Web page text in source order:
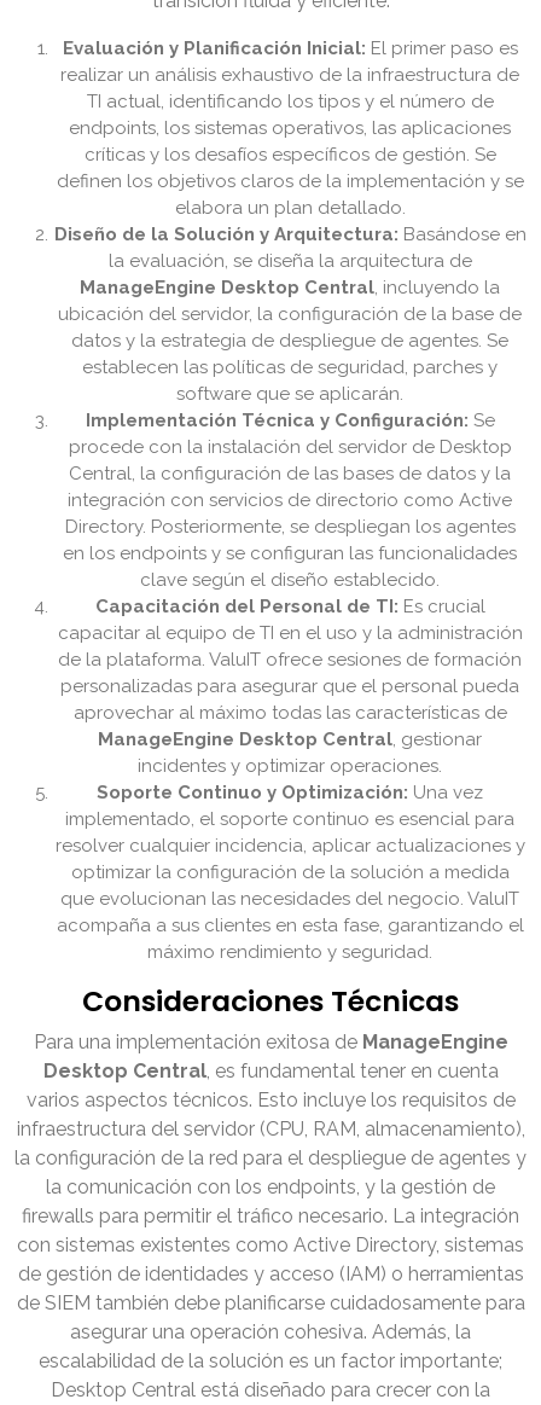
Evaluación y Planificación Inicial: El primer paso es
realizar un análisis exhaustivo de la infraestructura de
TI actual, identificando los tipos y el número de
endpoints, los sistemas operativos, las aplicaciones
críticas y los desafíos específicos de gestión. Se
definen los objetivos claros de la implementación y se
elabora un plan detallado.
Diseño de la Solución y Arquitectura: Basándose en
la evaluación, se diseña la arquitectura de
ManageEngine Desktop Central, incluyendo la
ubicación del servidor, la configuración de la base de
datos y la estrategia de despliegue de agentes. Se
establecen las políticas de seguridad, parches y
software que se aplicarán.
Implementación Técnica y Configuración: Se
procede con la instalación del servidor de Desktop
Central, la configuración de las bases de datos y la
integración con servicios de directorio como Active
Directory. Posteriormente, se despliegan los agentes
en los endpoints y se configuran las funcionalidades
clave según el diseño establecido.
Capacitación del Personal de TI: Es crucial
capacitar al equipo de TI en el uso y la administración
de la plataforma. ValuIT ofrece sesiones de formación
personalizadas para asegurar que el personal pueda
aprovechar al máximo todas las características de
ManageEngine Desktop Central, gestionar
incidentes y optimizar operaciones.
Soporte Continuo y Optimización: Una vez
implementado, el soporte continuo es esencial para
resolver cualquier incidencia, aplicar actualizaciones y
optimizar la configuración de la solución a medida
que evolucionan las necesidades del negocio. ValuIT
acompaña a sus clientes en esta fase, garantizando el
máximo rendimiento y seguridad.
Consideraciones Técnicas
Para una implementación exitosa de ManageEngine
Desktop Central, es fundamental tener en cuenta
varios aspectos técnicos. Esto incluye los requisitos de
infraestructura del servidor (CPU, RAM, almacenamiento),
la configuración de la red para el despliegue de agentes y
la comunicación con los endpoints, y la gestión de
firewalls para permitir el tráfico necesario. La integración
con sistemas existentes como Active Directory, sistemas
de gestión de identidades y acceso (IAM) o herramientas
de SIEM también debe planificarse cuidadosamente para
asegurar una operación cohesiva. Además, la
escalabilidad de la solución es un factor importante;
Desktop Central está diseñado para crecer con la